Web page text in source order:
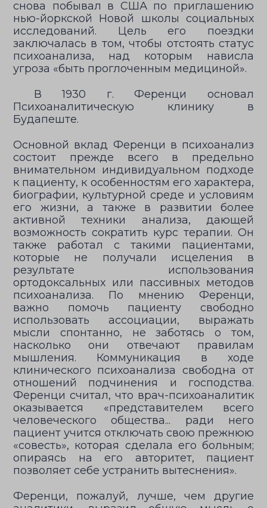
снова побывал в США по приглашению
нью-йоркской Новой школы социальных
исследований. Цель его поездки
заключалась в том, чтобы отстоять статус
психоанализа, над которым нависла
угроза «быть проглоченным медициной».
В 1930 г. Ференци основал
Психоаналитическую клинику в
Будапеште.
Основной вклад Ференци в психоанализ
состоит прежде всего в предельно
внимательном индивидуальном подходе
к пациенту, к особенностям его характера,
биографии, культурной среде и условиям
его жизни, а также в развитии более
активной техники анализа, дающей
возможность сократить курс терапии. Он
также работал с такими пациентами,
которые не получали исцеления в
результате использования
ортодоксальных или пассивных методов
психоанализа. По мнению Ференци,
важно помочь пациенту свободно
использовать ассоциации, выражать
мысли спонтанно, не заботясь о том,
насколько они отвечают правилам
мышления. Коммуникация в ходе
клинического психоанализа свободна от
отношений подчинения и господства.
Ференци считал, что врач-психоаналитик
оказывается «представителем всего
человеческого общества... ради него
пациент учится отключать свою прежнюю
«совесть», которая сделала его больным;
опираясь на его авторитет, пациент
позволяет себе устранить вытеснения».
Ференци, пожалуй, лучше, чем другие